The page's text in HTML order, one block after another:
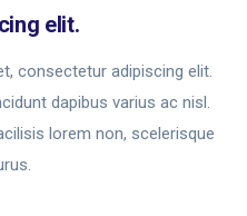
elit.
consectetur adipiscing elit.
dapibus varius ac nisl.
lorem non, scelerisque